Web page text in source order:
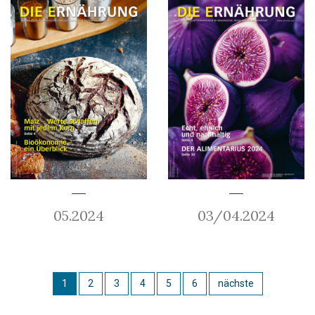
05.2024 03/04.2024
1 2 3 4 5 6 nächste